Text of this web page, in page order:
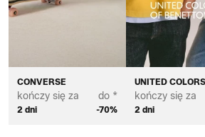
CONVERSE
kończy się za
2 dni
do *
-70%
UNITED
kończy się za
2 dni